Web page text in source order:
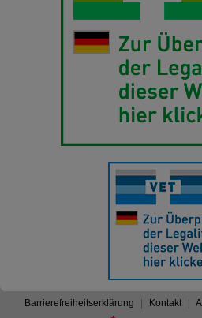
Barrierefreiheitserklärung Kontakt